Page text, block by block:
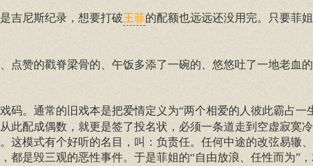
吉尼斯纪录，想要打破王菲的配额也远远还没用完。只要菲
赞的戳脊梁骨的、午饭多添了一碗的、悠悠吐了一地老血
码。通常的旧戏本是把爱情定义为“两个相爱的人彼此霸占一
此配成偶数，就更是签了投名状，必须一条道走到空虚寂寞
这模式有个好听的名目，叫：负责任。任何中途的改弦易辙
都是毁三观的恶性事件。于是菲姐的“自由放浪、任性而为”